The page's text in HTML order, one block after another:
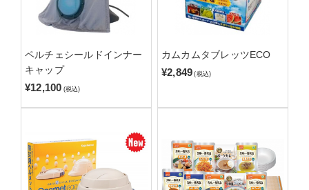
ペルチェシールドインナー
キャップ
¥12,100 (税込)
カムカムタブレッツECO
¥2,849 (税込)